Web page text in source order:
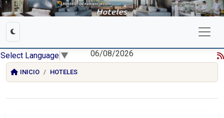
Select Language ▼ 06/08/2026
INICIO HOTELES